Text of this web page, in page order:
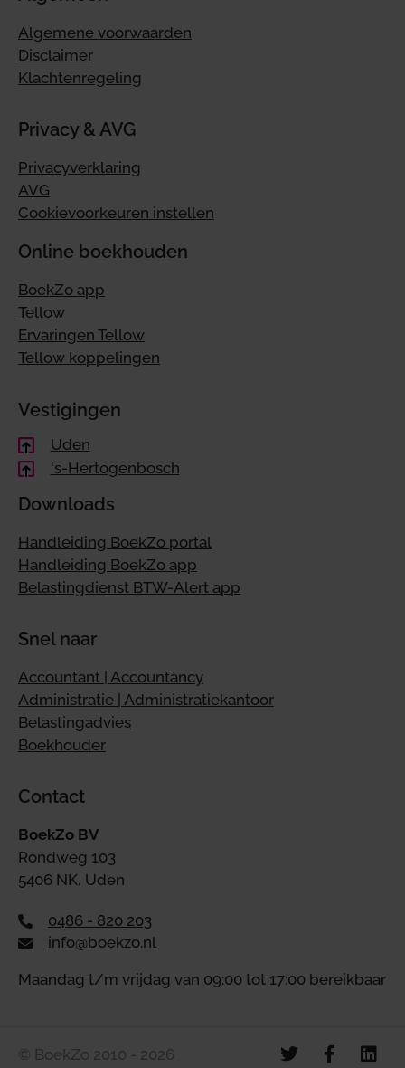
Algemene voorwaarden
Disclaimer
Klachtenregeling
Privacy & AVG
Privacyverklaring
AVG
Cookievoorkeuren instellen
Online boekhouden
BoekZo app
Tellow
Ervaringen Tellow
Tellow koppelingen
Vestigingen
Uden
's-Hertogenbosch
Downloads
Handleiding BoekZo portal
Handleiding BoekZo app
Belastingdienst BTW-Alert app
Snel naar
Accountant | Accountancy
Administratie | Administratiekantoor
Belastingadvies
Boekhouder
Contact
BoekZo BV
Rondweg 103
5406 NK, Uden
0486 - 820 203
info@boekzo.nl
Maandag t/m vrijdag van 09:00 tot 17:00 bereikbaar
© BoekZo 2010 - 2026